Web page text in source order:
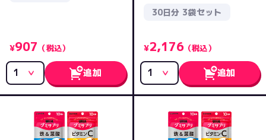
¥907 （税込）
追加
30日分 3袋セット
¥2,176（税込）
追加